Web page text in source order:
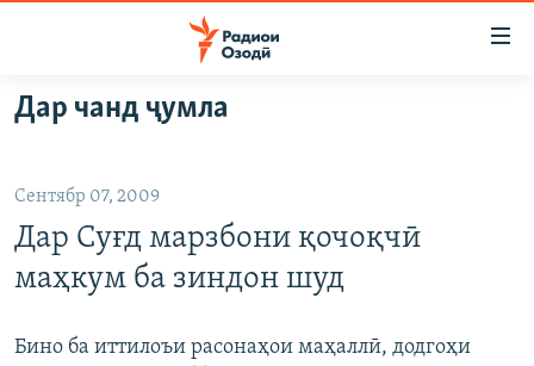
Ҷаҳиш
ба
аслӣ
ба
феҳристи
Ҷаҳиш
ГӮШАҲО
ҶОМЕА
ҚАЗИЯИ "КРОКУС"
ОСИЁИ МАРКАЗӢ
РӮЗГОРИ МУҲОҶИР
САЛОМ, ХОҲАР
ТАҲҚИҚОТ
ҶАНГ ДАР УКРАИНА
Дар чанд ҷумла
Сентябр 07, 2009
Дар Суғд марзбони қочоқчӣ
маҳкум ба зиндон шуд
Бино ба иттилоъи расонаҳои маҳаллӣ, додгоҳи